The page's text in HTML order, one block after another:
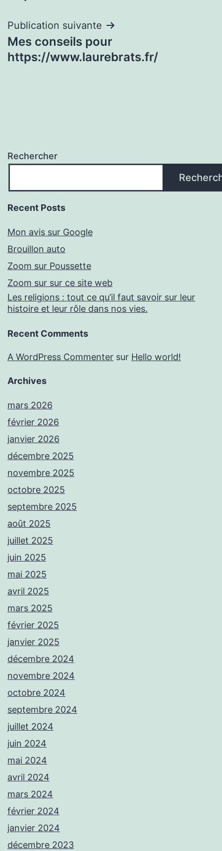
Publication suivante
Mes conseils pour
https://www.laurebrats.fr/
Rechercher
Recent Posts
Mon avis sur Google
Brouillon auto
Zoom sur Poussette
Zoom sur sur ce site web
Les religions : tout ce qu’il faut savoir sur leur
histoire et leur rôle dans nos vies.
Recent Comments
A WordPress Commenter sur Hello world!
Archives
mars 2026
février 2026
janvier 2026
décembre 2025
novembre 2025
octobre 2025
septembre 2025
août 2025
juillet 2025
juin 2025
mai 2025
avril 2025
mars 2025
février 2025
janvier 2025
décembre 2024
novembre 2024
octobre 2024
septembre 2024
juillet 2024
juin 2024
mai 2024
avril 2024
mars 2024
février 2024
janvier 2024
décembre 2023